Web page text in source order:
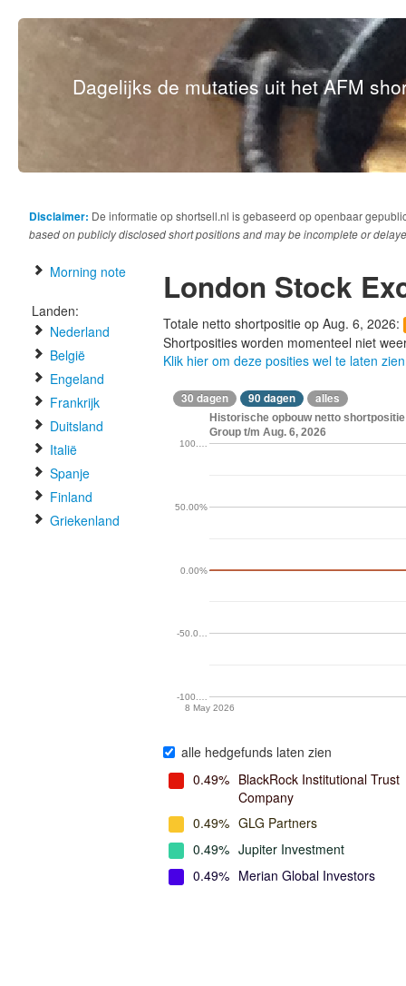
Dagelijks de mutaties uit het AFM
Disclaimer: De informatie op shortsell.nl is gebaseerd op openbaar
based on publicly disclosed short positions and may be incomplete or
Morning note
Landen:
Nederland
België
Engeland
Frankrijk
Duitsland
Italië
Spanje
Finland
Griekenland
London Stock
Totale netto shortpositie op Aug. 6, 2026:
Shortposities worden momenteel niet
Klik hier om deze posities wel te laten zien
30 dagen 90 dagen alles
Historische opbouw netto
Group t/m Aug. 6, 2026
8 May 2026
-100.…
-50.0…
0.00%
50.00%
100.…
alle hedgefunds laten zien
0.49% BlackRock Institutional Trust
Company
0.49% GLG Partners
0.49% Jupiter Investment
0.49% Merian Global Investors